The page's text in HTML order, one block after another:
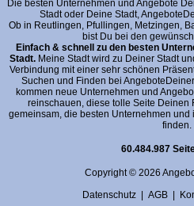
Die besten Unternehmen und Angebote
Stadt oder Deine Stadt,
Ob in Reutlingen, Pfullingen, Metzingen,
bist Du bei den
Einfach & schnell zu den besten
Stadt. Meine Stadt wird zu Deiner Stadt
Verbindung mit einer sehr schönen
Suchen und Finden bei
kommen neue Unternehmen und
reinschauen, diese tolle Seite Deinen
gemeinsam, die besten Unternehmen
finden.
60.484.987
Copyright © 2026
Datenschutz |AGB |